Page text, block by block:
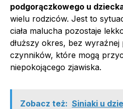
podgorączkowego u
wielu rodziców. Jest to
ciała malucha pozostaje
dłuższy okres, bez
czynników, które mogą
niepokojącego zjawiska.
Zobacz też: Siniaki u